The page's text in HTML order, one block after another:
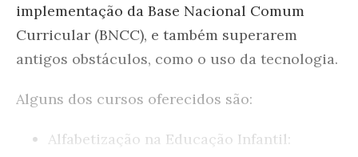
implementação da Base Nacional Comum
Curricular (BNCC), e também superarem
antigos obstáculos, como o uso da tecnologia.
Alguns dos cursos oferecidos são:
Alfabetização na Educação Infantil: